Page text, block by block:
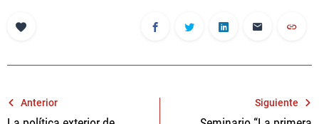
Navegación
Anterior Siguiente